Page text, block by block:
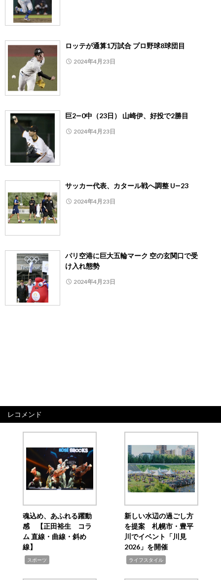
ロッテが通算1万試合 プロ野球8球団目
2024年4月23日
巨2―0中（23日） 山崎伊、好投で2勝目
2024年4月23日
サッカー代表、カタール戦へ調整 U―23
2024年4月23日
パリ空港に巨大五輪マーク 空の玄関口で受
け入れ態勢
2024年4月23日
レコメンド
魂込め、あふれる躍動
感 【正田裕生 コラ
ム 直線・曲線・斜め
線】
スポーツ
新しい水辺の過ごし方
を提案 札幌市・豊平
川でイベント「川見
2026」を開催
ライフスタイル